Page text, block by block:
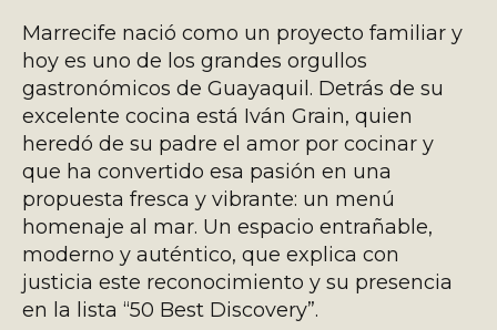
Marrecife nació como un proyecto familiar y
hoy es uno de los grandes orgullos
gastronómicos de Guayaquil. Detrás de su
excelente cocina está Iván Grain, quien
heredó de su padre el amor por cocinar y
que ha convertido esa pasión en una
propuesta fresca y vibrante: un menú
homenaje al mar. Un espacio entrañable,
moderno y auténtico, que explica con
justicia este reconocimiento y su presencia
en la lista “50 Best Discovery”.